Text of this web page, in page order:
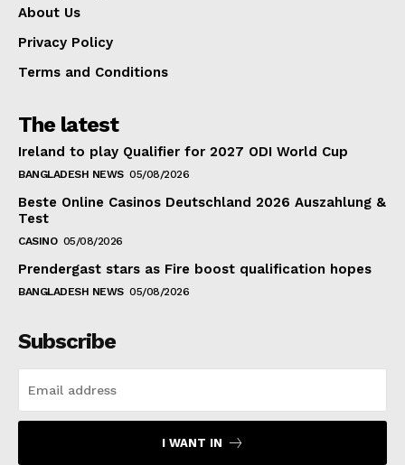
About Us
Privacy Policy
Terms and Conditions
The latest
Ireland to play Qualifier for 2027 ODI World Cup
BANGLADESH NEWS 05/08/2026
Beste Online Casinos Deutschland 2026 Auszahlung &
Test
CASINO 05/08/2026
Prendergast stars as Fire boost qualification hopes
BANGLADESH NEWS 05/08/2026
Subscribe
I WANT IN